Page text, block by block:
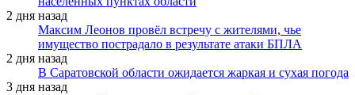
2 дня назад
Максим Леонов провёл встречу с жителями, чье
имущество пострадало в результате атаки БПЛА
2 дня назад
В Саратовской области ожидается жаркая и сухая погода
3 дня назад